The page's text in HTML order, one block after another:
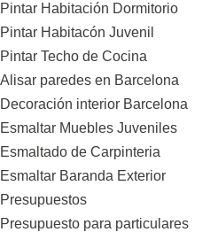
Pintar Habitación Dormitorio
Pintar Habitacón Juvenil
Pintar Techo de Cocina
Alisar paredes en Barcelona
Decoración interior Barcelona
Esmaltar Muebles Juveniles
Esmaltado de Carpinteria
Esmaltar Baranda Exterior
Presupuestos
Presupuesto para particulares